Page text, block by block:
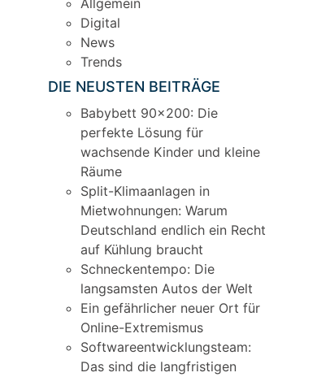
Allgemein
Digital
News
Trends
DIE NEUSTEN BEITRÄGE
Babybett 90×200: Die
perfekte Lösung für
wachsende Kinder und kleine
Räume
Split-Klimaanlagen in
Mietwohnungen: Warum
Deutschland endlich ein Recht
auf Kühlung braucht
Schneckentempo: Die
langsamsten Autos der Welt
Ein gefährlicher neuer Ort für
Online-Extremismus
Softwareentwicklungsteam:
Das sind die langfristigen